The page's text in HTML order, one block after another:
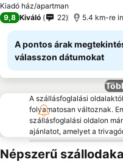
Kiadó ház/apartman
9,8 Kiváló 22 5.4 km-re
A pontos árak
válasszon dátumokat
A szállásfoglalási
folyamatosan változnak.
szállásfoglalási oldalon
ajánlatot, amelyet a
Népszerű